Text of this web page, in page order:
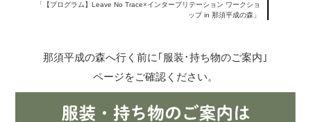
「【プログラム】Leave No Trace×インタープリテーション ワークショ
ップ in 那須平成の森」
那須平成の森へ行く前に｢服装･持ち物のご案内｣
ページをご確認ください。